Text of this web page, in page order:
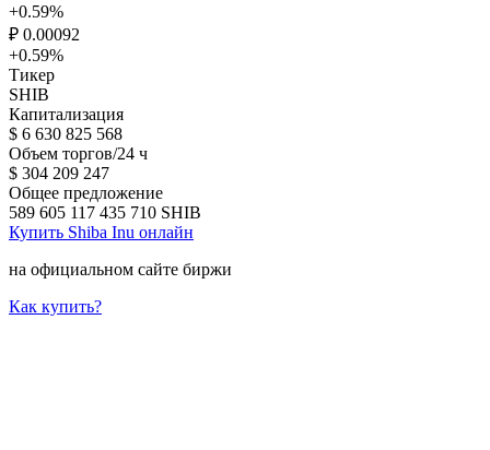
+0.59%
₽ 0.00092
+0.59%
Тикер
SHIB
Капитализация
$ 6 630 825 568
Объем торгов/24 ч
$ 304 209 247
Общее предложение
589 605 117 435 710 SHIB
Купить Shiba Inu онлайн
на официальном сайте биржи
Как купить?